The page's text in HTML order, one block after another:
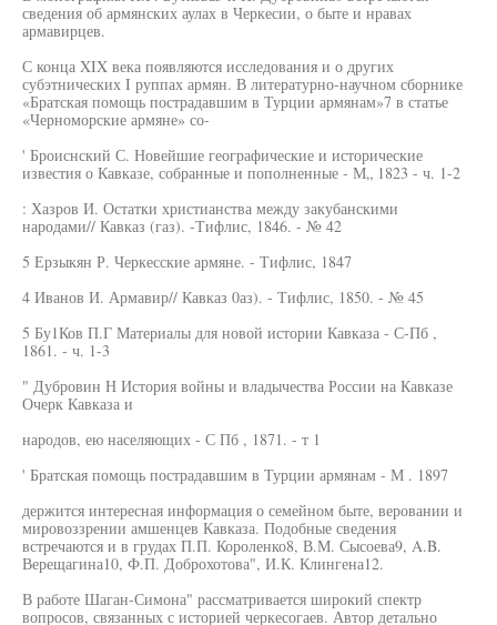
сведения об армянских аулах в Черкесии, о быте и нравах
армавирцев.
С конца XIX века появляются исследования и о других
субэтнических I руппах армян. В литературно-научном сборнике
«Братская помощь пострадавшим в Турции армянам»7 в статье
«Черноморские армяне» со-
' Броиснский С. Новейшие географические и исторические
известия о Кавказе, собранные и пополненные - М„ 1823 - ч. 1-2
: Хазров И. Остатки христианства между закубанскими
народами// Кавказ (газ). -Тифлис, 1846. - № 42
5 Ерзыкян Р. Черкесские армяне. - Тифлис, 1847
4 Иванов И. Армавир// Кавказ 0аз). - Тифлис, 1850. - № 45
5 Бу1Ков П.Г Материалы для новой истории Кавказа - С-Пб ,
1861. - ч. 1-3
" Дубровин Н История войны и владычества России на Кавказе
Очерк Кавказа и
народов, ею населяющих - С Пб , 1871. - т 1
' Братская помощь пострадавшим в Турции армянам - М . 1897
держится интересная информация о семейном быте, веровании и
мировоззрении амшенцев Кавказа. Подобные сведения
встречаются и в грудах П.П. Короленко8, В.М. Сысоева9, A.B.
Верещагина10, Ф.П. Доброхотова", И.К. Клингена12.
В работе Шаган-Симона" рассматривается широкий спектр
вопросов, связанных с историей черкесогаев. Автор детально